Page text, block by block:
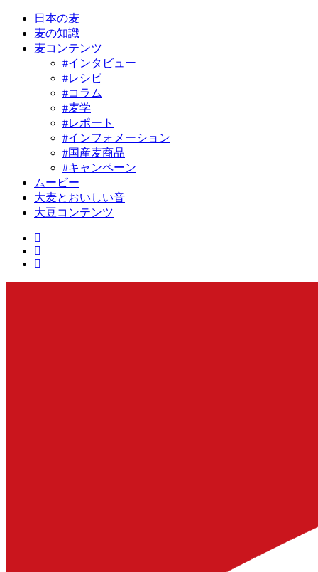
日本の麦
麦の知識
麦コンテンツ
#インタビュー
#レシピ
#コラム
#麦学
#レポート
#インフォメーション
#国産麦商品
#キャンペーン
ムービー
大麦とおいしい音
大豆コンテンツ